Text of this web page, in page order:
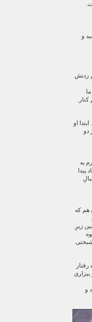
و
زدنش
او
دو
به
هم که
زیرِ
و